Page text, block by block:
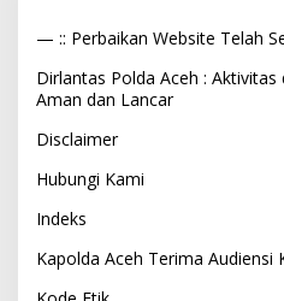
— :: Perbaikan Website Telah
Dirlantas Polda Aceh : Aktivitas
Aman dan Lancar
Disclaimer
Hubungi Kami
Indeks
Kapolda Aceh Terima Audiensi